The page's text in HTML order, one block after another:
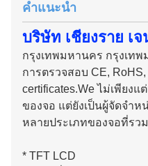
คําแนะนํา
บริษัท เชียงราย เ
กรุงเทพมหานคร กรุงเ
การตรวจสอบ CE, RoHS,
certificates.We ไม่เพียง
ของจอ แต่ยังเป็นผู้จัดจํา
หลายประเภทของจอที่รว
* TFT LCD